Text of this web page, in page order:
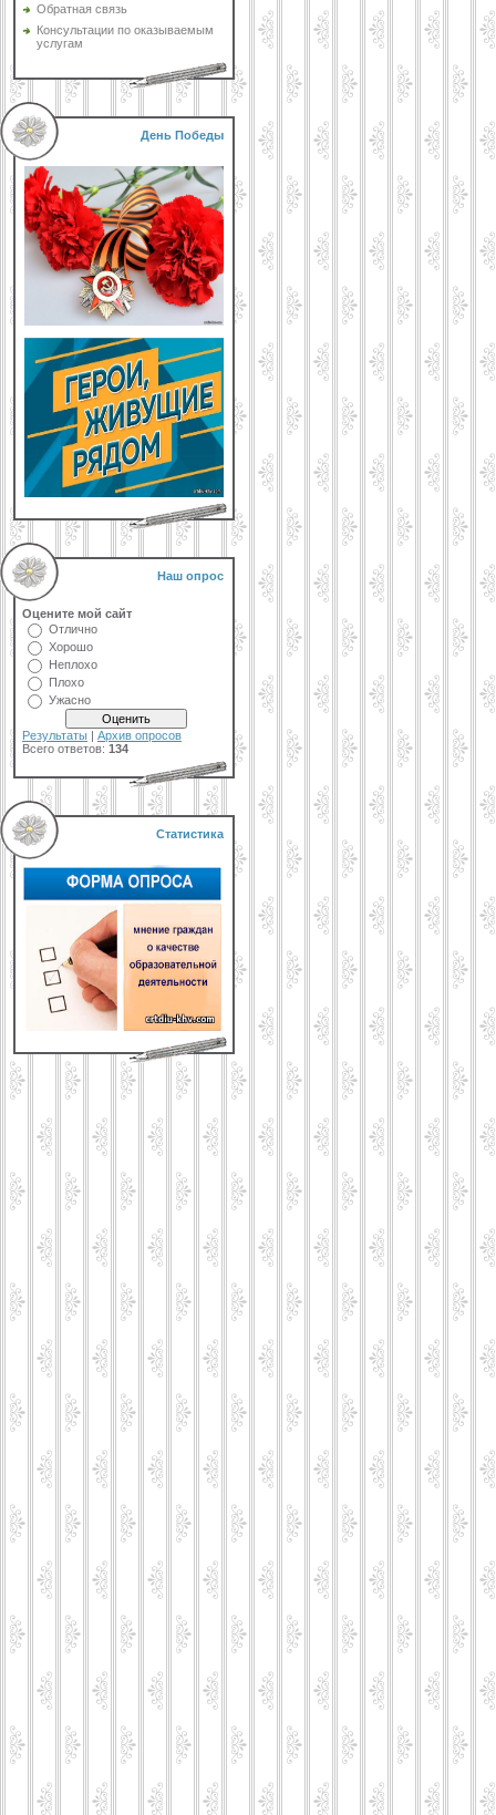
Обратная связь
Консультации по оказываемым
услугам
День Победы
Наш опрос
Оцените мой сайт
Отлично
Хорошо
Неплохо
Плохо
Ужасно
Результаты | Архив опросов
Всего ответов: 134
Статистика